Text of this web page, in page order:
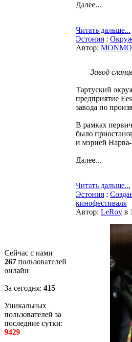
Сейчас с нами
267 пользователей
онлайн
За сегодня: 415
Уникальных
пользователей за
последние сутки:
9429
Далее...
Читать дальше...
Эстония :
Автор:
Завод
Тартуский
предприятие
завода по
В рамках
было
и мэрией
Далее...
Читать дальше...
Эстония :
кинофестиваля
Автор: LeRoy в